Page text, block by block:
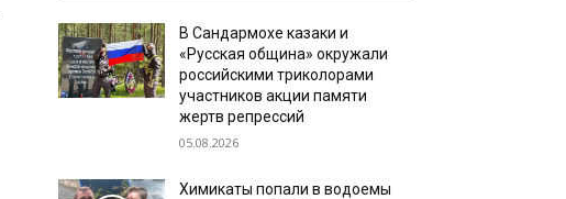
В Сандармохе казаки и
«Русская община» окружали
российскими триколорами
участников акции памяти
жертв репрессий
05.08.2026
Химикаты попали в водоемы